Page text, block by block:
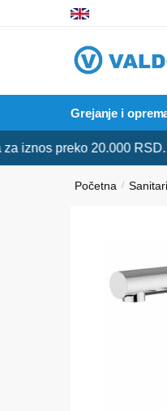
Grejanje i
preko 20.000 RSD.
Početna /